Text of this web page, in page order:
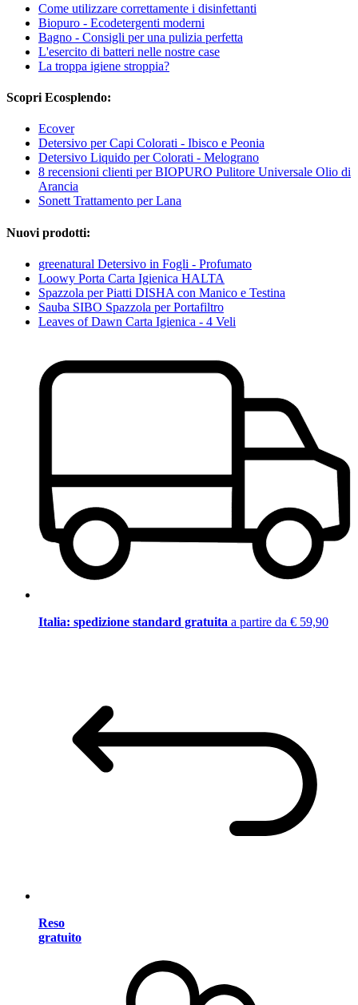
Come utilizzare correttamente i disinfettanti
Biopuro - Ecodetergenti moderni
Bagno - Consigli per una pulizia perfetta
L'esercito di batteri nelle nostre case
La troppa igiene stroppia?
Scopri Ecosplendo:
Ecover
Detersivo per Capi Colorati - Ibisco e Peonia
Detersivo Liquido per Colorati - Melograno
8 recensioni clienti per BIOPURO Pulitore Universale Olio di
Arancia
Sonett Trattamento per Lana
Nuovi prodotti:
greenatural Detersivo in Fogli - Profumato
Loowy Porta Carta Igienica HALTA
Spazzola per Piatti DISHA con Manico e Testina
Sauba SIBO Spazzola per Portafiltro
Leaves of Dawn Carta Igienica - 4 Veli
Italia: spedizione standard gratuita a partire da € 59,90
Reso
gratuito